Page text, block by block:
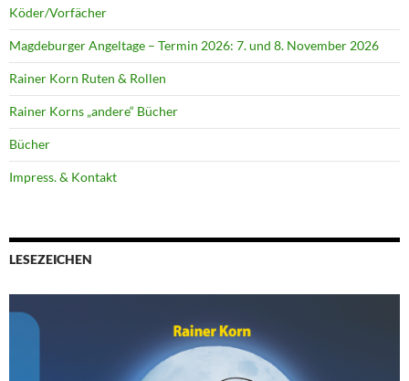
Köder/Vorfächer
Magdeburger Angeltage – Termin 2026: 7. und 8. November 2026
Rainer Korn Ruten & Rollen
Rainer Korns „andere“ Bücher
Bücher
Impress. & Kontakt
LESEZEICHEN